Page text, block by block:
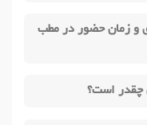
و زمان حضور در مطب
چقدر است؟